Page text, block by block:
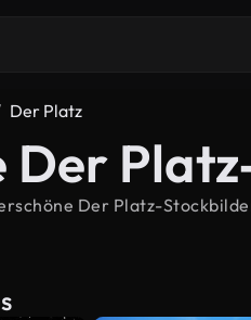
Der Platz
Der
Der Platz-